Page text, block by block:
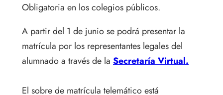
Obligatoria en los colegios públicos.
A partir del 1 de junio se podrá presentar la
matrícula por los representantes legales del
alumnado a través de la Secretaría Virtual.
El sobre de matrícula telemático está